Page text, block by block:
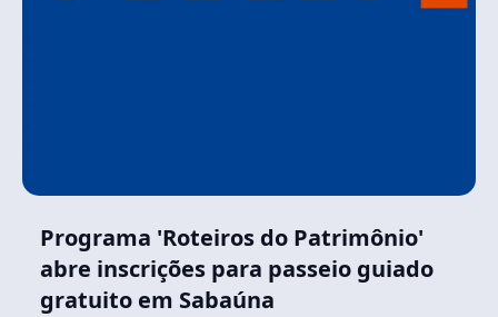
Programa 'Roteiros do Patrimônio'
abre inscrições para passeio guiado
gratuito em Sabaúna